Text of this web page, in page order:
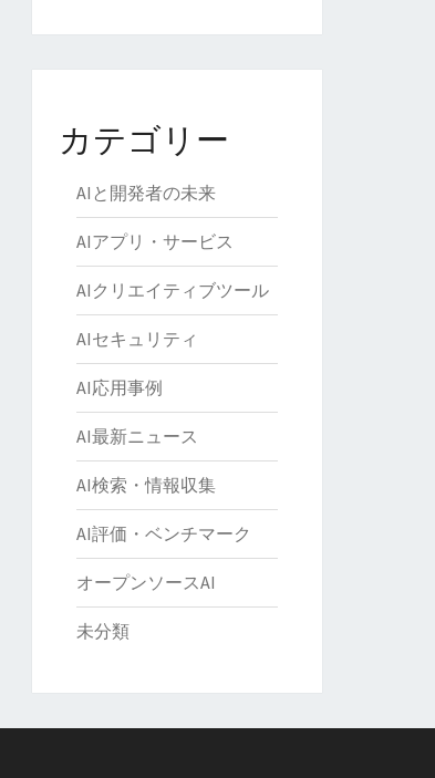
カテゴリー
AIと開発者の未来
AIアプリ・サービス
AIクリエイティブツール
AIセキュリティ
AI応用事例
AI最新ニュース
AI検索・情報収集
AI評価・ベンチマーク
オープンソースAI
未分類